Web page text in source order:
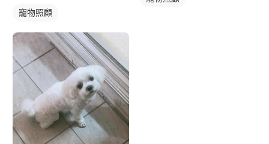
寵物照顧